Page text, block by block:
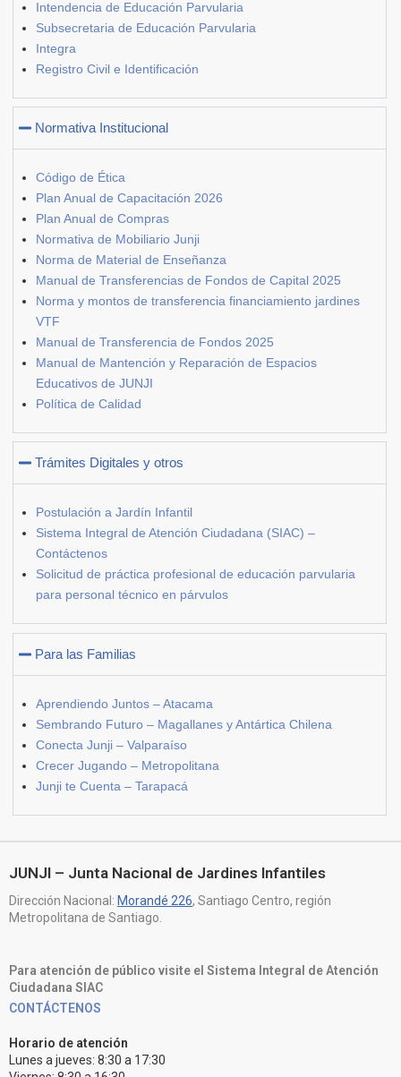
Intendencia de Educación Parvularia
Subsecretaria de Educación Parvularia
Integra
Registro Civil e Identificación
Normativa Institucional
Código de Ética
Plan Anual de Capacitación 2026
Plan Anual de Compras
Normativa de Mobiliario Junji
Norma de Material de Enseñanza
Manual de Transferencias de Fondos de Capital 2025
Norma y montos de transferencia financiamiento jardines
VTF
Manual de Transferencia de Fondos 2025
Manual de Mantención y Reparación de Espacios
Educativos de JUNJI
Política de Calidad
Trámites Digitales y otros
Postulación a Jardín Infantil
Sistema Integral de Atención Ciudadana (SIAC) –
Contáctenos
Solicitud de práctica profesional de educación parvularia
para personal técnico en párvulos
Para las Familias
Aprendiendo Juntos – Atacama
Sembrando Futuro – Magallanes y Antártica Chilena
Conecta Junji – Valparaíso
Crecer Jugando – Metropolitana
Junji te Cuenta – Tarapacá
JUNJI – Junta Nacional de Jardines Infantiles
Dirección Nacional: Morandé 226, Santiago Centro, región
Metropolitana de Santiago.
Para atención de público visite el Sistema Integral de Atención
Ciudadana SIAC
CONTÁCTENOS
Horario de atención
Lunes a jueves: 8:30 a 17:30